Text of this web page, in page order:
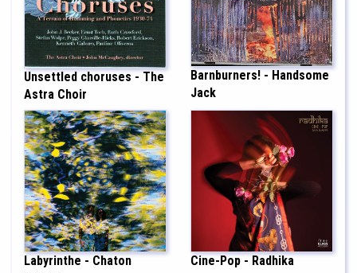
Unsettled choruses - The
Astra Choir
Barnburners! - Handsome
Jack
Labyrinthe - Chaton
Cine-Pop - Radhika